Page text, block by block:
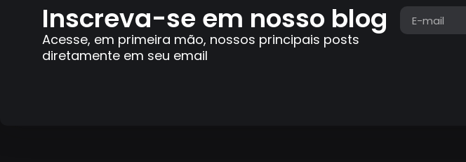
Inscreva-se em nosso blog
Acesse, em primeira mão, nossos principais posts
diretamente em seu email